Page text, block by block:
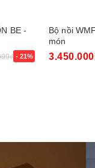
BE -
- 21%
Bộ nồi
món